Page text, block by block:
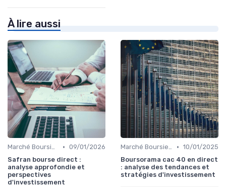
À lire aussi
Marché Boursier et Fonds d'Investissement • 09/01/2026
Safran bourse direct :
analyse approfondie et
perspectives
d'investissement
Marché Boursier et Fonds d'Investissement • 10/01/2025
Boursorama cac 40 en direct
: analyse des tendances et
stratégies d'investissement